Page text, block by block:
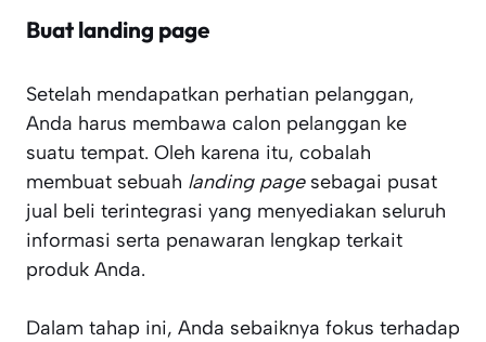
Buat landing page
Setelah mendapatkan perhatian pelanggan,
Anda harus membawa calon pelanggan ke
suatu tempat. Oleh karena itu, cobalah
membuat sebuah landing pagesebagai pusat
jual beli terintegrasi yang menyediakan seluruh
informasi serta penawaran lengkap terkait
produk Anda.
Dalam tahap ini, Anda sebaiknya fokus terhadap